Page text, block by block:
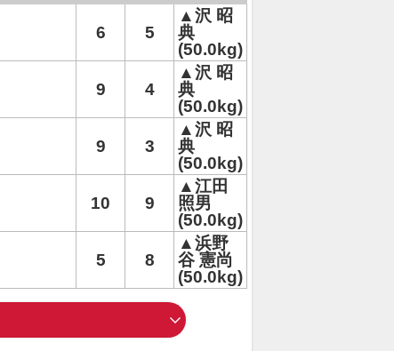
6 5
▲沢 昭
典
(50.0kg)
9 4
▲沢 昭
典
(50.0kg)
9 3
▲沢 昭
典
(50.0kg)
10 9
▲江田
照男
(50.0kg)
5 8
▲浜野
谷 憲尚
(50.0kg)